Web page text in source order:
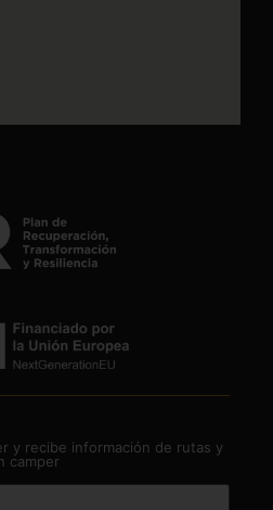
y recibe información de rutas y
camper